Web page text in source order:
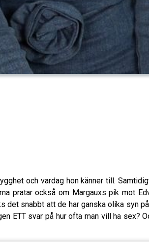
och vardag hon känner till.
pratar också om Margauxs pik mot
snabbt att de har ganska olika syn
ETT svar på hur ofta man vill ha sex?